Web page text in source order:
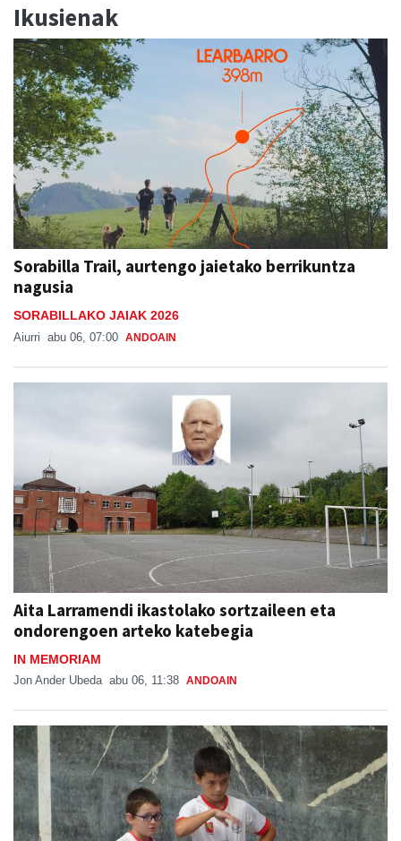
Ikusienak
Sorabilla Trail, aurtengo jaietako berrikuntza
nagusia
SORABILLAKO JAIAK 2026
Aiurri abu 06, 07:00 ANDOAIN
Aita Larramendi ikastolako sortzaileen eta
ondorengoen arteko katebegia
IN MEMORIAM
Jon Ander Ubeda abu 06, 11:38 ANDOAIN